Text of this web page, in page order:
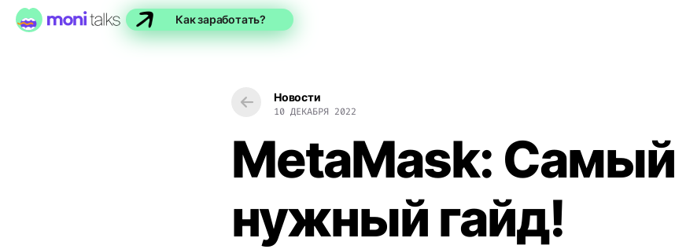
Как заработать?
Новости
10 ДЕКАБРЯ 2022
MetaMask: Самый
нужный гайд!